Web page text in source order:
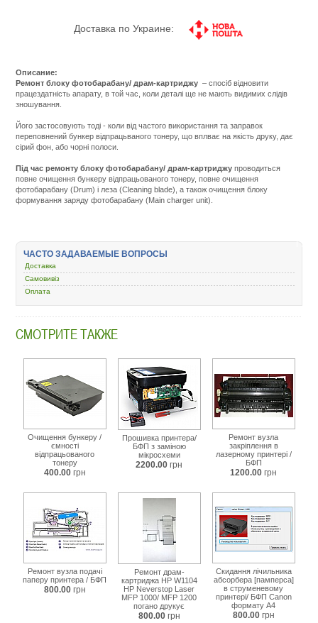
Доставка по Украине:
Описание:
Ремонт блоку фотобарабану/ драм-картриджу – спосіб відновити
працездатність апарату, в той час, коли деталі ще не мають видимих слідів
зношування.
Його застосовують тоді - коли від частого використання та заправок
переповнений бункер відпрацьваного тонеру, що вплває на якість друку, дає
сірий фон, або чорні полоси.
Під час ремонту блоку фотобарабану/ драм-картриджупроводиться
повне очищення бункеру відпрацьованого тонеру, повне очищення
фотобарабану (Drum) і леза (Cleaning blade), а також очищення блоку
формування заряду фотобарабану (Main charger unit).
service.com.uacatalog/5377-
nashi-
uslugi/6440-
poslugi/426187-
drum-
cartridge.html
ЧАСТО ЗАДАВАЕМЫЕ ВОПРОСЫ
Доставка
Самовивіз
Оплата
СМОТРИТЕ ТАКЖЕ
Очищення бункеру /
ємності
відпрацьованого
тонеру
400.00 грн
Прошивка принтера/
БФП з заміною
мікросхеми
2200.00 грн
Ремонт вузла
закріплення в
лазерному принтері /
БФП
1200.00 грн
Ремонт вузла подачі
паперу принтера / БФП
800.00 грн
Ремонт драм-
картриджа HP W1104
HP Neverstop Laser
MFP 1000/ MFP 1200
погано друкує
800.00 грн
Скидання лічильника
абсорбера [памперса]
в струменевому
принтері/ БФП Canon
формату А4
800.00 грн